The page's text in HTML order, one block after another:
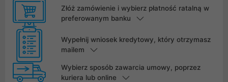
Złóż zamówienie i wybierz płatność ratalną w
preferowanym banku
Wypełnij wniosek kredytowy, który otrzymasz
mailem
Wybierz sposób zawarcia umowy, poprzez
kuriera lub online